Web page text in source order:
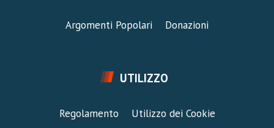
Argomenti Popolari Donazioni
UTILIZZO
Regolamento
Utilizzo dei Cookie